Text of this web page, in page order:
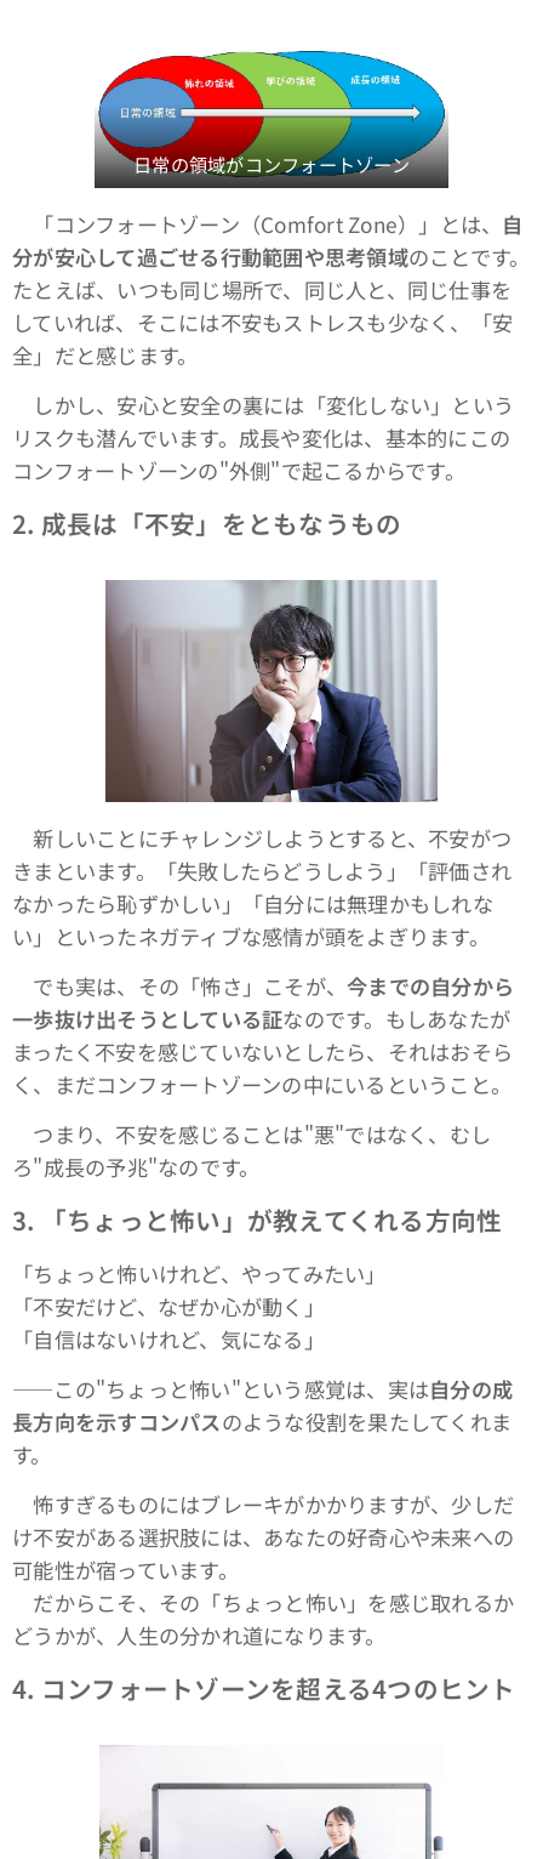
日常の領域がコンフォートゾーン
「コンフォートゾーン（Comfort Zone）」とは、 自
分が安心して過ごせる行動範囲や思考領域のことです。
たとえば、いつも同じ場所で、同じ人と、同じ仕事を
していれば、そこには不安もストレスも少なく、「安
全」だと感じます。
しかし、安心と安全の裏には「変化しない」という
リスクも潜んでいます。成長や変化は、基本的にこの
コンフォートゾーンの"外側"で起こるからです。
2. 成長は「不安」をともなうもの
新しいことにチャレンジしようとすると、不安がつ
きまといます。「失敗したらどうしよう」「評価され
なかったら恥ずかしい」「自分には無理かもしれな
い」といったネガティブな感情が頭をよぎります。
でも実は、その「怖さ」こそが、 今までの自分から
一歩抜け出そうとしている証なのです。もしあなたが
まったく不安を感じていないとしたら、それはおそら
く、まだコンフォートゾーンの中にいるということ。
つまり、不安を感じることは"悪"ではなく、むし
ろ"成長の予兆"なのです。
3. 「ちょっと怖い」が教えてくれる方向性
「ちょっと怖いけれど、やってみたい」
「不安だけど、なぜか心が動く」
「自信はないけれど、気になる」
――この"ちょっと怖い"という感覚は、実は自分の成
長方向を示すコンパスのような役割を果たしてくれま
す。
怖すぎるものにはブレーキがかかりますが、少しだ
け不安がある選択肢には、あなたの好奇心や未来への
可能性が宿っています。
だからこそ、その「ちょっと怖い」を感じ取れるか
どうかが、人生の分かれ道になります。
4. コンフォートゾーンを超える4つのヒント